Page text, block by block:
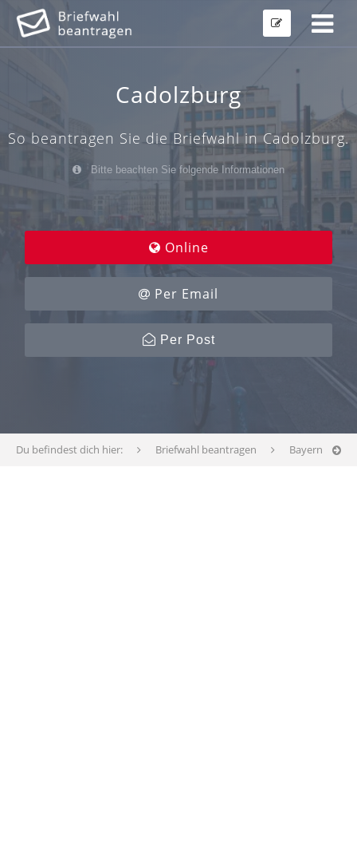
Cadolzburg
So beantragen Sie die Briefwahl in Cadolzburg.
Bitte beachten Sie folgende Informationen
Online
Per Email
Per Post
Du befindest dich hier: Briefwahl beantragen Bayern